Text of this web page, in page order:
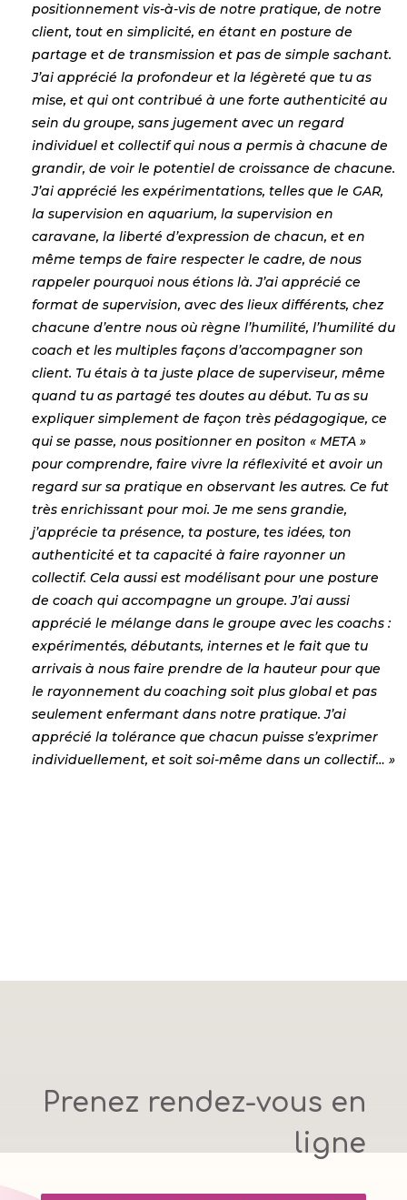
positionnement vis-à-vis de notre pratique, de notre
client, tout en simplicité, en étant en posture de
partage et de transmission et pas de simple sachant.
J’ai apprécié la profondeur et la légèreté que tu as
mise, et qui ont contribué à une forte authenticité au
sein du groupe, sans jugement avec un regard
individuel et collectif qui nous a permis à chacune de
grandir, de voir le potentiel de croissance de chacune.
J’ai apprécié les expérimentations, telles que le GAR,
la supervision en aquarium, la supervision en
caravane, la liberté d’expression de chacun, et en
même temps de faire respecter le cadre, de nous
rappeler pourquoi nous étions là. J’ai apprécié ce
format de supervision, avec des lieux différents, chez
chacune d’entre nous où règne l’humilité, l’humilité du
coach et les multiples façons d’accompagner son
client. Tu étais à ta juste place de superviseur, même
quand tu as partagé tes doutes au début. Tu as su
expliquer simplement de façon très pédagogique, ce
qui se passe, nous positionner en positon « META »
pour comprendre, faire vivre la réflexivité et avoir un
regard sur sa pratique en observant les autres. Ce fut
très enrichissant pour moi. Je me sens grandie,
j’apprécie ta présence, ta posture, tes idées, ton
authenticité et ta capacité à faire rayonner un
collectif. Cela aussi est modélisant pour une posture
de coach qui accompagne un groupe. J’ai aussi
apprécié le mélange dans le groupe avec les coachs :
expérimentés, débutants, internes et le fait que tu
arrivais à nous faire prendre de la hauteur pour que
le rayonnement du coaching soit plus global et pas
seulement enfermant dans notre pratique. J’ai
apprécié la tolérance que chacun puisse s’exprimer
individuellement, et soit soi-même dans un collectif… »
Prenez rendez-vous en
ligne